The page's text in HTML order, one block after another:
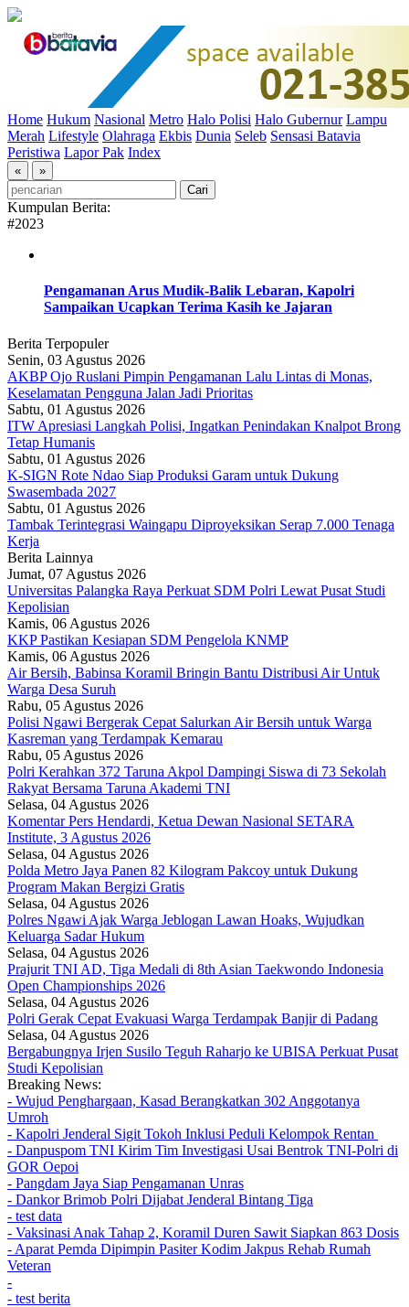
Home Hukum Nasional Metro Halo Polisi Halo Gubernur Lampu
Merah Lifestyle Olahraga Ekbis Dunia Seleb Sensasi Batavia
Peristiwa Lapor Pak Index
« »
Kumpulan Berita:
#2023
Pengamanan Arus Mudik-Balik Lebaran, Kapolri
Sampaikan Ucapkan Terima Kasih ke Jajaran
Berita Terpopuler
Senin, 03 Agustus 2026
AKBP Ojo Ruslani Pimpin Pengamanan Lalu Lintas di Monas,
Keselamatan Pengguna Jalan Jadi Prioritas
Sabtu, 01 Agustus 2026
ITW Apresiasi Langkah Polisi, Ingatkan Penindakan Knalpot Brong
Tetap Humanis
Sabtu, 01 Agustus 2026
K-SIGN Rote Ndao Siap Produksi Garam untuk Dukung
Swasembada 2027
Sabtu, 01 Agustus 2026
Tambak Terintegrasi Waingapu Diproyeksikan Serap 7.000 Tenaga
Kerja
Berita Lainnya
Jumat, 07 Agustus 2026
Universitas Palangka Raya Perkuat SDM Polri Lewat Pusat Studi
Kepolisian
Kamis, 06 Agustus 2026
KKP Pastikan Kesiapan SDM Pengelola KNMP
Kamis, 06 Agustus 2026
Air Bersih, Babinsa Koramil Bringin Bantu Distribusi Air Untuk
Warga Desa Suruh
Rabu, 05 Agustus 2026
Polisi Ngawi Bergerak Cepat Salurkan Air Bersih untuk Warga
Kasreman yang Terdampak Kemarau
Rabu, 05 Agustus 2026
Polri Kerahkan 372 Taruna Akpol Dampingi Siswa di 73 Sekolah
Rakyat Bersama Taruna Akademi TNI
Selasa, 04 Agustus 2026
Komentar Pers Hendardi, Ketua Dewan Nasional SETARA
Institute, 3 Agustus 2026
Selasa, 04 Agustus 2026
Polda Metro Jaya Panen 82 Kilogram Pakcoy untuk Dukung
Program Makan Bergizi Gratis
Selasa, 04 Agustus 2026
Polres Ngawi Ajak Warga Jeblogan Lawan Hoaks, Wujudkan
Keluarga Sadar Hukum
Selasa, 04 Agustus 2026
Prajurit TNI AD, Tiga Medali di 8th Asian Taekwondo Indonesia
Open Championships 2026
Selasa, 04 Agustus 2026
Polri Gerak Cepat Evakuasi Warga Terdampak Banjir di Padang
Selasa, 04 Agustus 2026
Bergabungnya Irjen Susilo Teguh Raharjo ke UBISA Perkuat Pusat
Studi Kepolisian
Breaking News:
- Wujud Penghargaan, Kasad Berangkatkan 302 Anggotanya
Umroh
- Kapolri Jenderal Sigit Tokoh Inklusi Peduli Kelompok Rentan
- Danpuspom TNI Kirim Tim Investigasi Usai Bentrok TNI-Polri di
GOR Oepoi
- Pangdam Jaya Siap Pengamanan Unras
- Dankor Brimob Polri Dijabat Jenderal Bintang Tiga
- test data
- Vaksinasi Anak Tahap 2, Koramil Duren Sawit Siapkan 863 Dosis
- Aparat Pemda Dipimpin Pasiter Kodim Jakpus Rehab Rumah
Veteran
-
- test berita